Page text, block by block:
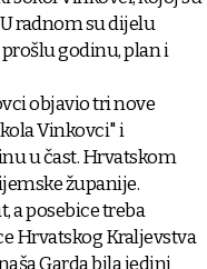
radnom su dijelu
godinu, plan i
objavio tri nove
Vinkovci" i
u čast. Hrvatskom
županije.
a posebice treba
Hrvatskog Kraljevstva
Garda bila jedini